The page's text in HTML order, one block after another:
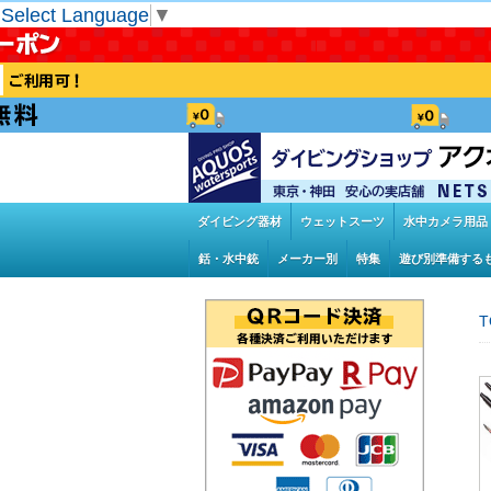
Select Language ▼
ダイビング器材 ウェットスーツ 水中カメラ用品
銛・水中銃 メーカー別 特集 遊び別準備する